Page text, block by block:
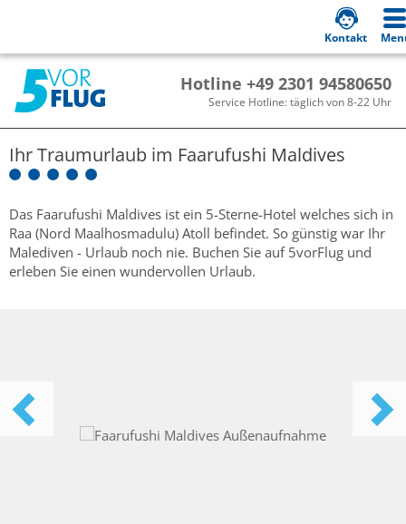
Hotline +49 2301 94580650
Service Hotline: täglich von 8-22 Uhr
Kontakt
Ihr Traumurlaub im Faarufushi Maldives
Das Faarufushi Maldives ist ein 5-Sterne-Hotel welches sich in
Raa (Nord Maalhosmadulu) Atoll befindet. So günstig war Ihr
Malediven - Urlaub noch nie. Buchen Sie auf 5vorFlug und
erleben Sie einen wundervollen Urlaub.